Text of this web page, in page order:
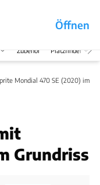
Öffnen
Abo
Menü
Zubehör Platzfinder
Mondial 470 SE (2020) im
Grundriss